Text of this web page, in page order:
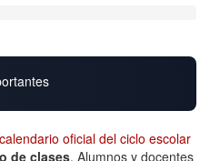
oficial del ciclo escolar
de clases. Alumnos y docentes